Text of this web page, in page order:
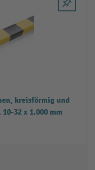
kreisförmig und
32 x 1.000 mm